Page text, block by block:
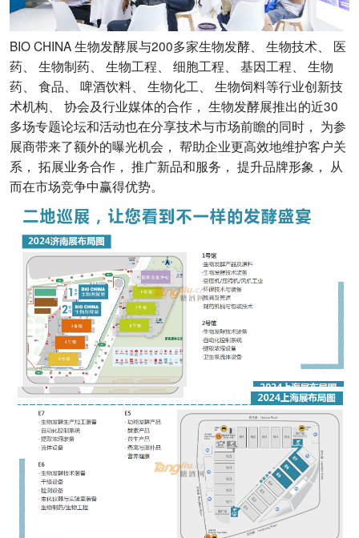
BIO CHINA 生物发酵展与200多家生物发酵、 生物技术、 医
药、 生物制药、 生物工程、 细胞工程、 基因工程、 生物
药、 食品、 啤酒饮料、 生物化工、 生物饲料等行业创新技
术机构、 协会及行业媒体的合作， 生物发酵展推出的近30
多场专题论坛和活动也在分享技术与市场前瞻的同时， 为参
展商带来了额外的曝光机会， 帮助企业更高效地维护客户关
系， 拓展业务合作， 推广新品和服务， 提升品牌形象， 从
而在市场竞争中赢得优势。